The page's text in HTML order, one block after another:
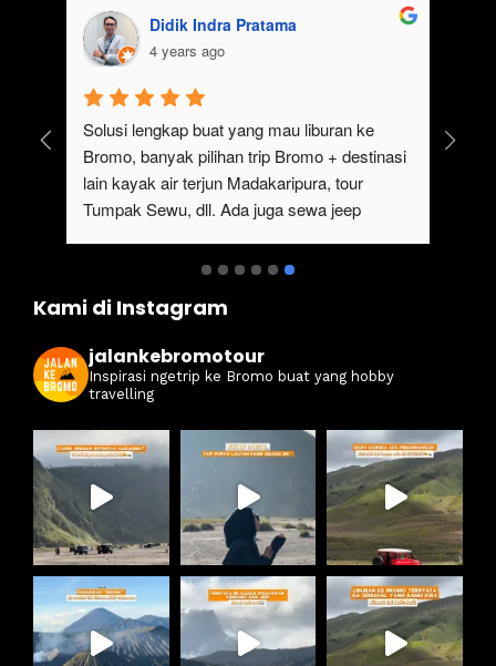
Didik Indra Pratama
4 years ago
Solusi lengkap buat yang mau liburan ke
Bromo, banyak pilihan trip Bromo + destinasi
lain kayak air terjun Madakaripura, tour
Tumpak Sewu, dll. Ada juga sewa jeep
Kami di Instagram
jalankebromotour
Inspirasi ngetrip ke Bromo buat yang hobby
travelling